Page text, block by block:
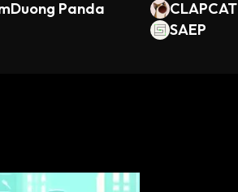
Panda
CLAPCAT
SAEP